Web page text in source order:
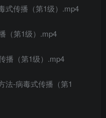
式传播（第1级）.mp4
（第1级）.mp4
播（第1级）.mp4
法-病毒式传播（第1